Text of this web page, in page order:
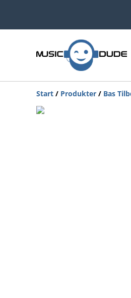
Start / Produkter / Bas